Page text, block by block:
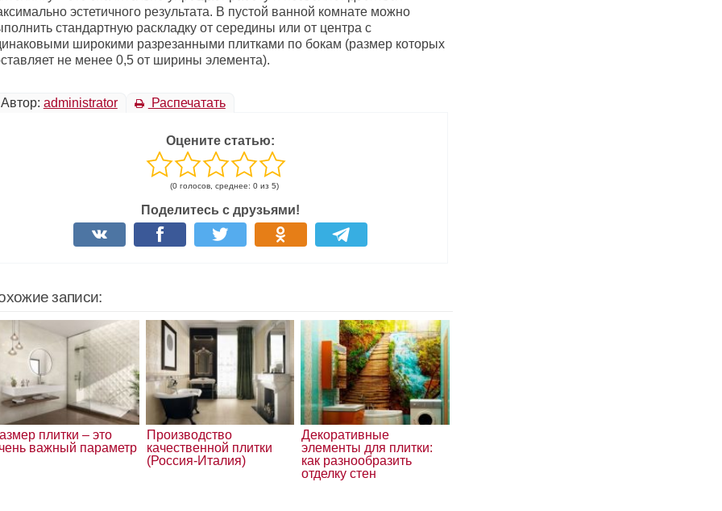
эстетичного результата. В пустой ванной комнате можно
стандартную раскладку от середины или от центра с
широкими разрезанными плитками по бокам (размер которых
не менее 0,5 от ширины элемента).
Автор: administrator Распечатать
Оцените статью:
(0 голосов, среднее: 0 из 5)
Поделитесь с друзьями!
записи:
плитки – это
важный параметр
Производство
качественной плитки
(Россия-Италия)
Декоративные
элементы для плитки:
как разнообразить
отделку стен